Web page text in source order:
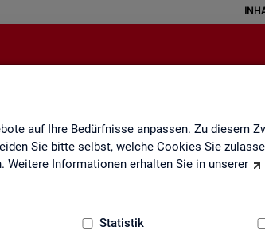
auf Ihre Bedürfnisse anpassen. Zu diesem
Sie bitte selbst, welche Cookies Sie
Weitere Informationen erhalten Sie in unserer
Statistik